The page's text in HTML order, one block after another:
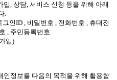
, 상담, 서비스 신청 등을 위해 아래
.
인ID , 비밀번호 , 전화번호 , 휴대전
, 주민등록번호
입)
정보를 다음의 목적을 위해 활용합